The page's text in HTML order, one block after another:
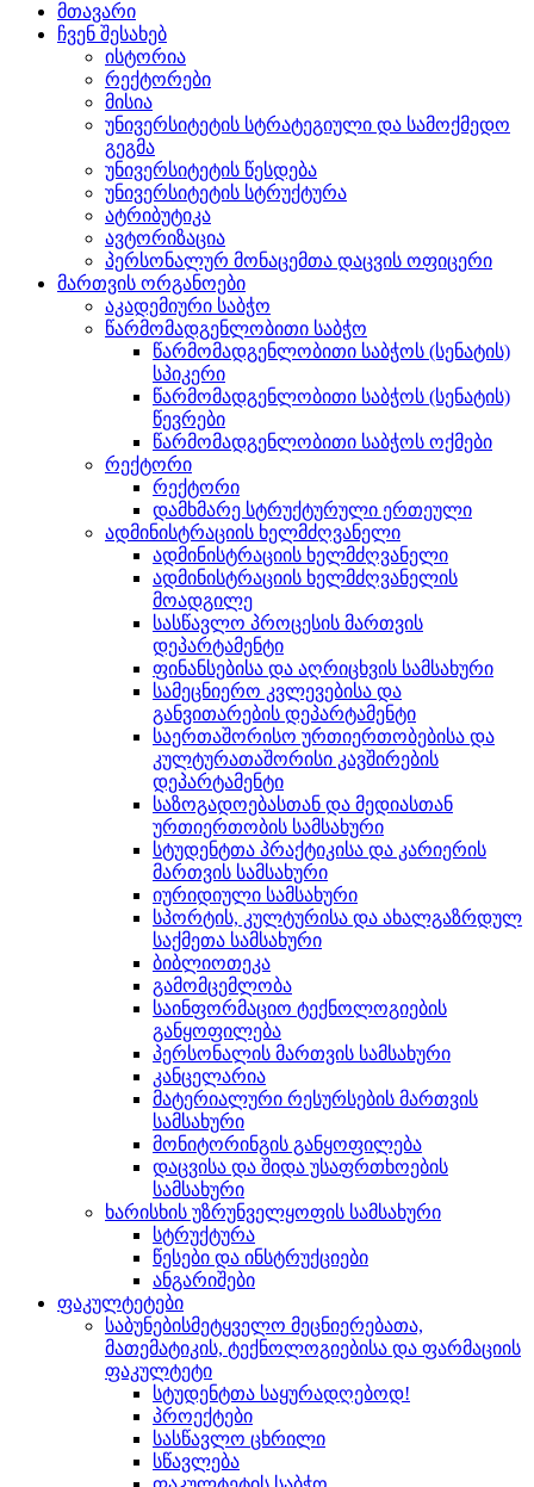
მთავარი
ჩვენ შესახებ
ისტორია
რექტორები
მისია
უნივერსიტეტის სტრატეგიული და სამოქმედო
გეგმა
უნივერსიტეტის წესდება
უნივერსიტეტის სტრუქტურა
ატრიბუტიკა
ავტორიზაცია
პერსონალურ მონაცემთა დაცვის ოფიცერი
მართვის ორგანოები
აკადემიური საბჭო
წარმომადგენლობითი საბჭო
წარმომადგენლობითი საბჭოს (სენატის)
სპიკერი
წარმომადგენლობითი საბჭოს (სენატის)
წევრები
წარმომადგენლობითი საბჭოს ოქმები
რექტორი
რექტორი
დამხმარე სტრუქტურული ერთეული
ადმინისტრაციის ხელმძღვანელი
ადმინისტრაციის ხელმძღვანელი
ადმინისტრაციის ხელმძღვანელის
მოადგილე
სასწავლო პროცესის მართვის
დეპარტამენტი
ფინანსებისა და აღრიცხვის სამსახური
სამეცნიერო კვლევებისა და
განვითარების დეპარტამენტი
საერთაშორისო ურთიერთობებისა და
კულტურათაშორისი კავშირების
დეპარტამენტი
საზოგადოებასთან და მედიასთან
ურთიერთობის სამსახური
სტუდენტთა პრაქტიკისა და კარიერის
მართვის სამსახური
იურიდიული სამსახური
სპორტის, კულტურისა და ახალგაზრდულ
საქმეთა სამსახური
ბიბლიოთეკა
გამომცემლობა
საინფორმაციო ტექნოლოგიების
განყოფილება
პერსონალის მართვის სამსახური
კანცელარია
მატერიალური რესურსების მართვის
სამსახური
მონიტორინგის განყოფილება
დაცვისა და შიდა უსაფრთხოების
სამსახური
ხარისხის უზრუნველყოფის სამსახური
სტრუქტურა
წესები და ინსტრუქციები
ანგარიშები
ფაკულტეტები
საბუნებისმეტყველო მეცნიერებათა,
მათემატიკის, ტექნოლოგიებისა და ფარმაციის
ფაკულტეტი
სტუდენტთა საყურადღებოდ!
პროექტები
სასწავლო ცხრილი
სწავლება